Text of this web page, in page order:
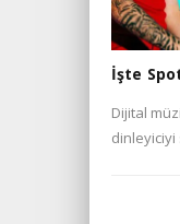
İşte
Dijital